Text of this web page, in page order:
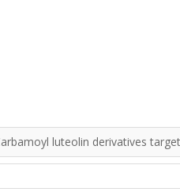
luteolin derivatives